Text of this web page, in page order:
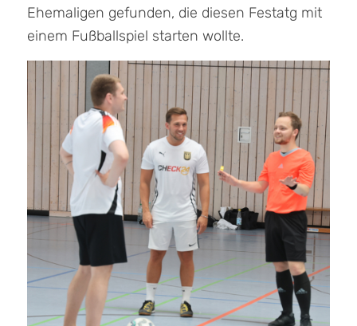
Ehemaligen gefunden, die diesen Festatg mit
einem Fußballspiel starten wollte.